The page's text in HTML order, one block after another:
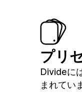
プリ
Divideに
まれてい